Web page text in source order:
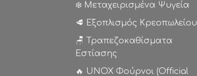
❄️ Μεταχειρισμένα Ψυγεία
🥩 Εξοπλισμός Κρεοπωλείου
🪑 Τραπεζοκαθίσματα
Εστίασης
🔥 UNOX Φούρνοι (Official